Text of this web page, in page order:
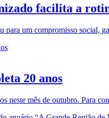
facilita a
para um compromisso social,
20 anos
neste mês de outubro. Para